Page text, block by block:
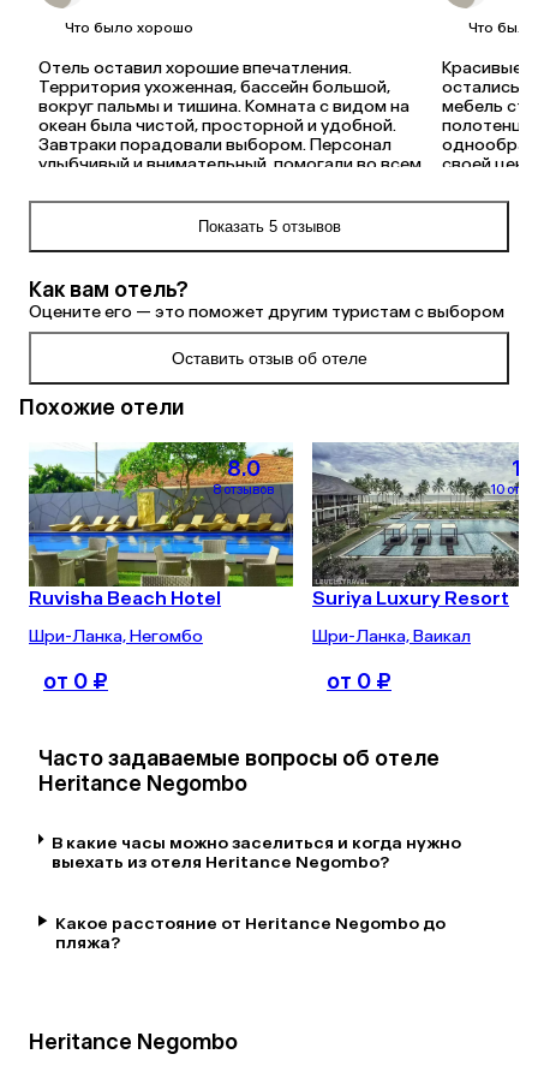
Что было хорошо
Отель оставил хорошие впечатления.
Территория ухоженная, бассейн большой,
вокруг пальмы и тишина. Комната с видом на
океан была чистой, просторной и удобной.
Завтраки порадовали выбором. Персонал
улыбчивый и внимательный, помогали во всем
Что
Красивые
остались
мебель
полотенца
своей
Показать 5 отзывов
Как вам отель?
Оцените его — это поможет другим туристам с выбором
Оставить отзыв об отеле
Похожие отели
8.0
8 отзывов
Ruvisha Beach Hotel
Шри-Ланка, Негомбо
от 0 ₽
10
10
Suriya Luxury Resort
Шри-Ланка, Ваикал
от 0 ₽
Часто задаваемые вопросы об отеле
Heritance Negombo
В какие часы можно заселиться и когда нужно
выехать из отеля Heritance Negombo?
Какое расстояние от Heritance Negombo до
пляжа?
Heritance Negombo